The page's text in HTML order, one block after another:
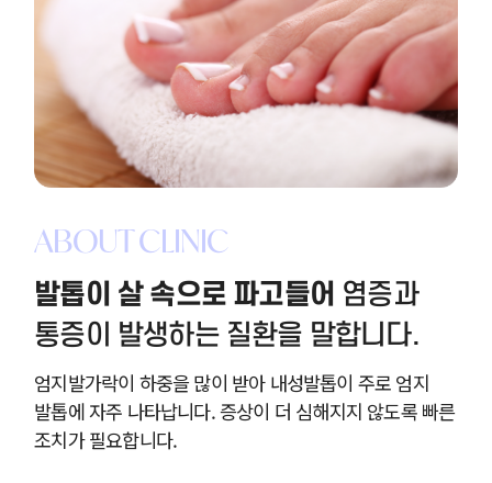
ABOUT CLINIC
발톱이 살 속으로 파고들어 염증과
통증이 발생하는 질환을 말합니다.
엄지발가락이 하중을 많이 받아 내성발톱이 주로 엄지
발톱에 자주 나타납니다. 증상이 더 심해지지 않도록 빠른
조치가 필요합니다.